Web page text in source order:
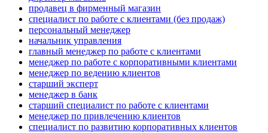
продавец в фирменный магазин
специалист по работе с клиентами (без продаж)
персональный менеджер
начальник управления
главный менеджер по работе с клиентами
менеджер по работе с корпоративными клиентами
менеджер по ведению клиентов
старший эксперт
менеджер в банк
старший специалист по работе с клиентами
менеджер по привлечению клиентов
специалист по развитию корпоративных клиентов